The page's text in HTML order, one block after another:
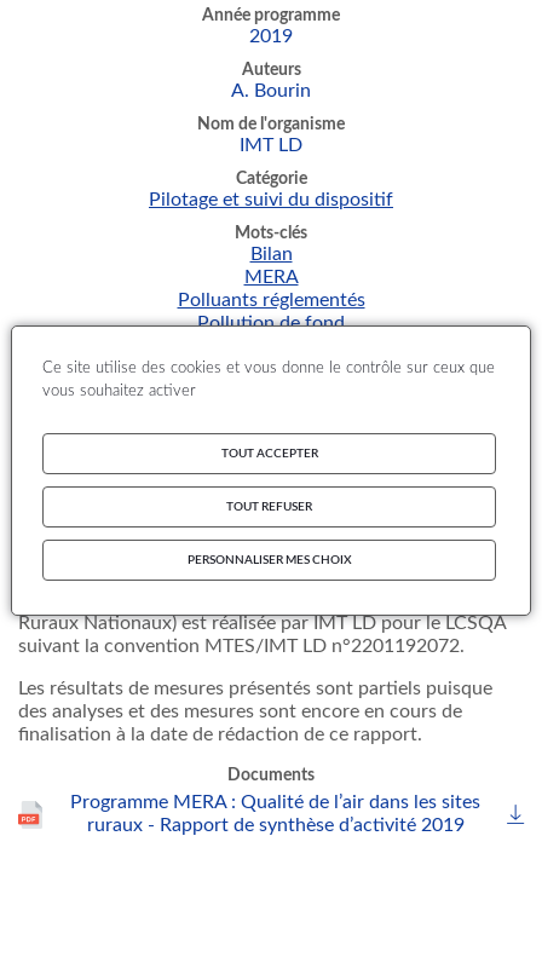
Année programme
2019
Auteurs
A. Bourin
Nom de l'organisme
IMT LD
Catégorie
Pilotage et suivi du dispositif
Mots-clés
Bilan
MERA
Polluants réglementés
Pollution de fond
Thématique
Appui au ministère
a pour but de présenter les activités en lien avec
l'observatoire MERA et les résultats de mesure provisoires
sur l'année en cours pour les stations rurales nationales de
l'observatoire. Il fait état du suivi au long terme de la
exigences de surveillance de la qualité de l'air.
Ruraux Nationaux) est réalisée par IMT LD pour le LCSQA
suivant la convention MTES/IMT LD n°2201192072.
Les résultats de mesures présentés sont partiels puisque
des analyses et des mesures sont encore en cours de
finalisation à la date de rédaction de ce rapport.
Documents
Programme MERA : Qualité de l’air dans les sites
ruraux - Rapport de synthèse d’activité 2019
Ce site utilise des cookies et vous donne le contrôle sur ceux que
vous souhaitez activer
TOUT ACCEPTER
TOUT REFUSER
PERSONNALISER MES CHOIX